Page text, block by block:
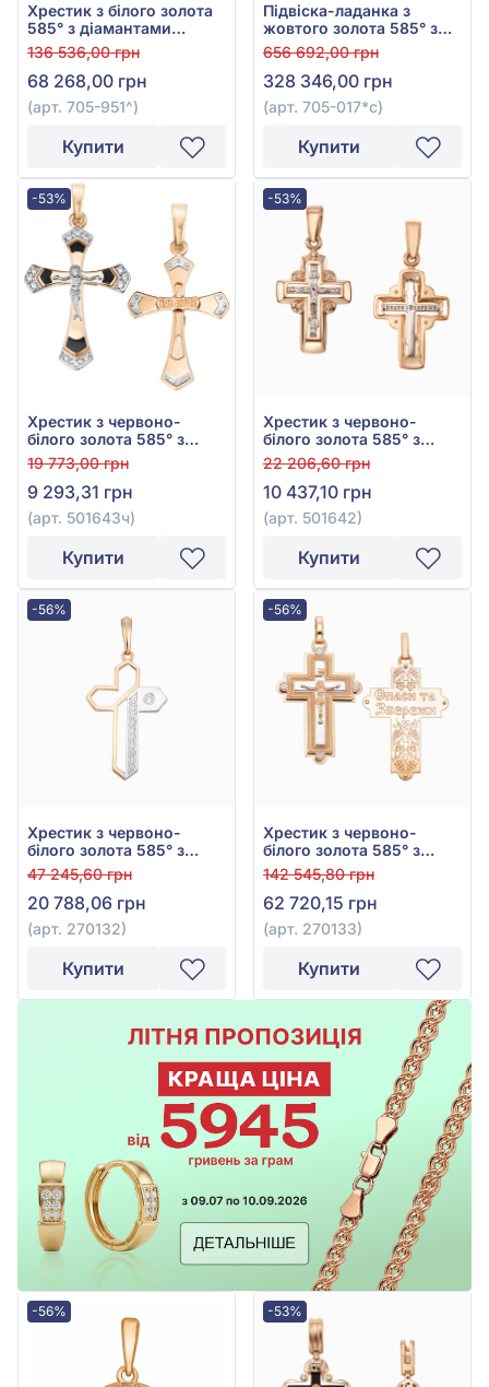
Хрестик з білого золота
585° з діамантами
0,58ct, арт. 705-951
136 536,00 грн
68 268,00 грн
(арт. 705-951^)
Купити
Підвіска-ладанка з
жовтого золота 585° з
синім сапфіром 0,6ct,
слоновою кісткою та
діамантом 0,32ct, арт.
705-017*с
656 692,00 грн
328 346,00 грн
(арт. 705-017*с)
Купити
-53%
Хрестик з червоно-
білого золота 585° з
чорною емаллю та
фіанітом/куб.цирконієм,
арт. 501643ч
19 773,00 грн
9 293,31 грн
(арт. 501643ч)
Купити
-53%
Хрестик з червоно-
білого золота 585° з
фіанітом, арт. 501642
22 206,60 грн
10 437,10 грн
(арт. 501642)
Купити
-56%
Хрестик з червоно-
білого золота 585° з
фіанітом, арт. 270132
47 245,60 грн
20 788,06 грн
(арт. 270132)
Купити
-56%
Хрестик з червоно-
білого золота 585° з
фіанітом, арт. 270133
142 545,80 грн
62 720,15 грн
(арт. 270133)
Купити
-56% -53%